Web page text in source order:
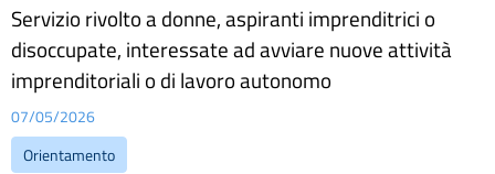
Servizio rivolto a donne, aspiranti imprenditrici o
disoccupate, interessate ad avviare nuove attività
imprenditoriali o di lavoro autonomo
07/05/2026
Orientamento